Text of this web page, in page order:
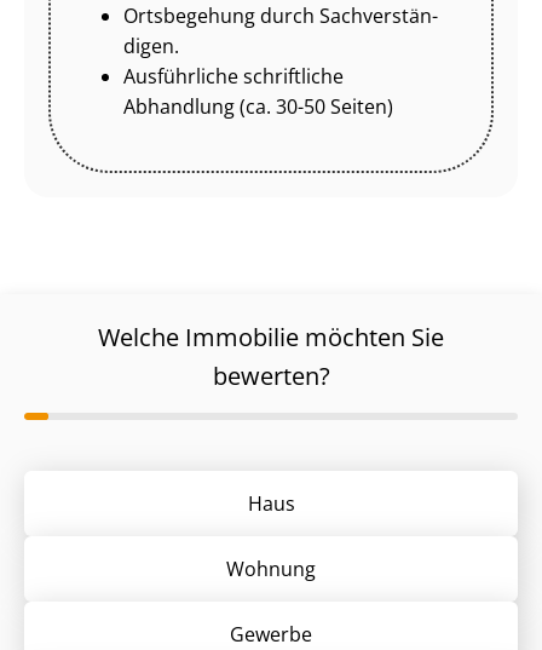
Ortsbegehung durch Sach­ver­stän­
di­gen.
Ausführliche schriftliche
Abhandlung (ca. 30-50 Seiten)
Welche Immobilie möchten Sie
bewerten?
Haus
Wohnung
Gewerbe